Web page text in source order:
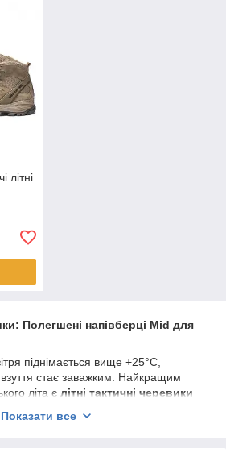
літні
Полегшені напівберці Mid для
піднімається вище +25°C,
стає заважким. Найкращим
літа є літні тактичні черевики
в умовах високих температур,
Показати все